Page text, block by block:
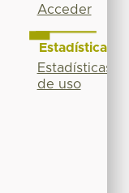
Acceder
Estadísticas
Estadísticas
de uso